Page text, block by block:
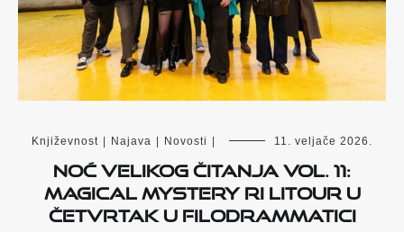
Književnost Najava Novosti 11. veljače 2026.
Noć velikog čitanja vol. 11:
MAGICAL MYSTERY Ri LiTOUR u
četvrtak u Filodrammatici